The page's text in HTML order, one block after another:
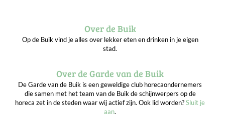
Over de Buik
Op de Buik vind je alles over lekker eten en drinken in je eigen
stad.
Over de Garde van de Buik
De Garde van de Buik is een geweldige club horecaondernemers
die samen met het team van de Buik de schijnwerpers op de
horeca zet in de steden waar wij actief zijn. Ook lid worden?Sluit je
aan.